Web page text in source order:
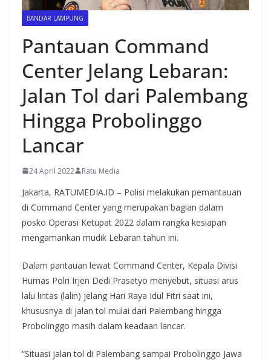
BANDAR LAMPUNG
Pantauan Command
Center Jelang Lebaran:
Jalan Tol dari Palembang
Hingga Probolinggo
Lancar
24 April 2022 Ratu Media
Jakarta, RATUMEDIA.ID – Polisi melakukan pemantauan
di Command Center yang merupakan bagian dalam
posko Operasi Ketupat 2022 dalam rangka kesiapan
mengamankan mudik Lebaran tahun ini.
Dalam pantauan lewat Command Center, Kepala Divisi
Humas Polri Irjen Dedi Prasetyo menyebut, situasi arus
lalu lintas (lalin) jelang Hari Raya Idul Fitri saat ini,
khususnya di jalan tol mulai dari Palembang hingga
Probolinggo masih dalam keadaan lancar.
“Situasi jalan tol di Palembang sampai Probolinggo Jawa